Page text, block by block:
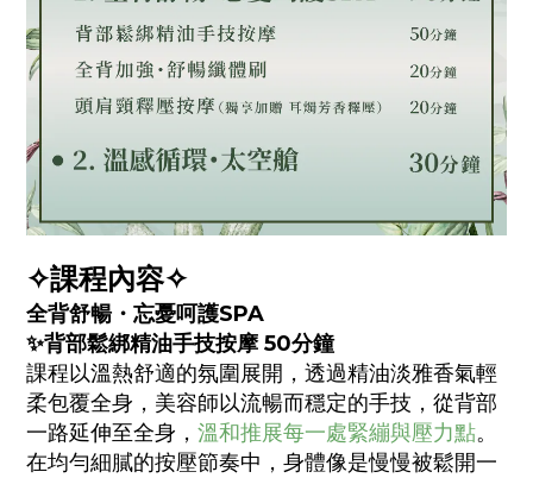
✧課程內容✧
全背舒暢・忘憂呵護SPA
✨背部鬆綁精油手技按摩 50分鐘
課程以溫熱舒適的氛圍展開，透過精油淡雅香氣輕
柔包覆全身，美容師以流暢而穩定的手技，從背部
一路延伸至全身， 溫和推展每一處緊繃與壓力點。
在均勻細膩的按壓節奏中，身體像是慢慢被鬆開一